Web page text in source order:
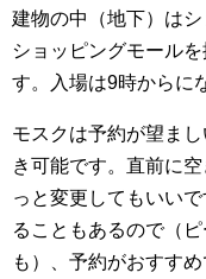
建物の中（地下）は
ショッピングモール
す。入場は9時からに
モスクは予約が望ま
き可能です。直前に
っと変更してもいい
ることもあるので（
も）、予約がおすす